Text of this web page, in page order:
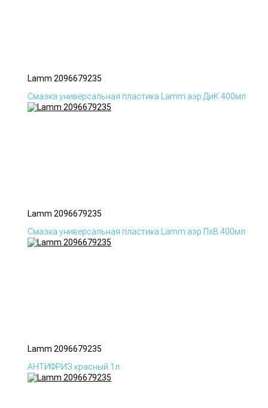
Lamm 2096679235
Смазка универсальная пластика Lamm аэр ДиК 400мл
Lamm 2096679235
Смазка универсальная пластика Lamm аэр ПхВ 400мл
Lamm 2096679235
АНТИФРИЗ красный 1л.